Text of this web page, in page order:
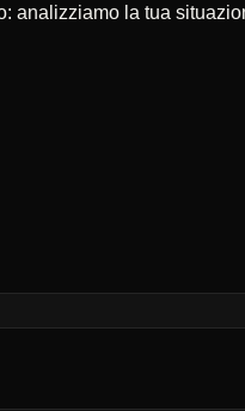
analizziamo la tua